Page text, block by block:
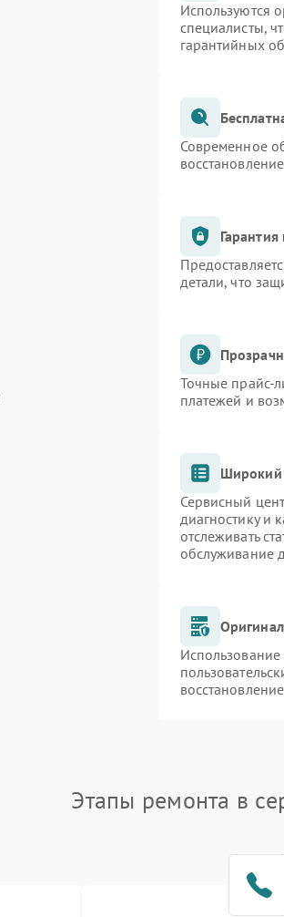
Используются
специалисты,
гарантийных
Современное
детали, что
Точные прайс-
платежей и
Широкий
Сервисный
диагностику и
отслеживать
обслуживание
Этапы ремонта в